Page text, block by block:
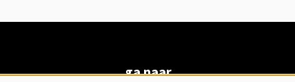
ga naar